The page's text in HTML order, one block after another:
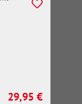
Regulärer Preis:
29,95 €